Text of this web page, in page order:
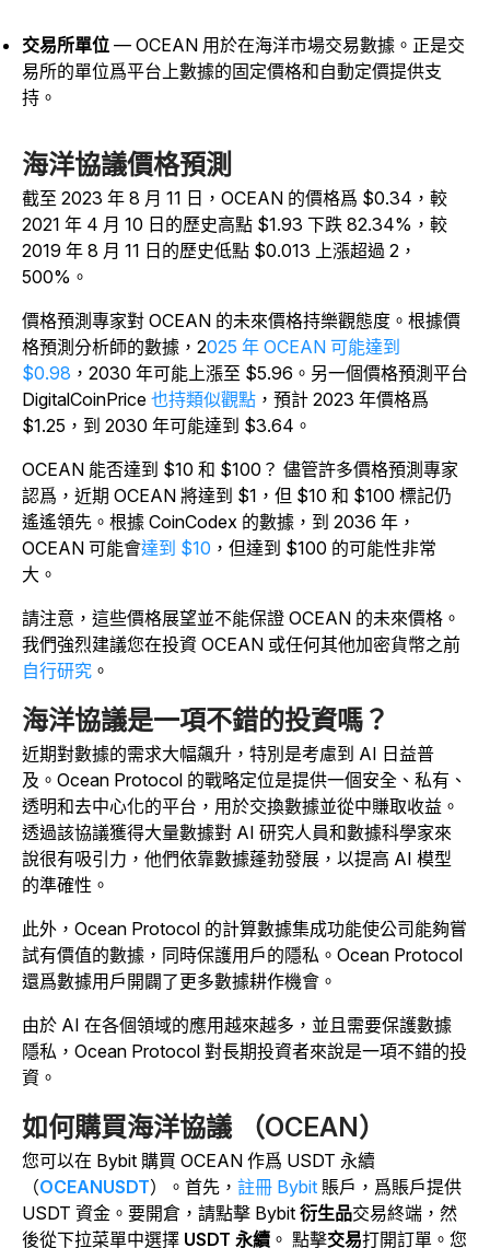
交易所單位 — OCEAN 用於在海洋市場交易數據。正是交
易所的單位爲平台上數據的固定價格和自動定價提供支
持。
海洋協議價格預測
截至 2023 年 8 月 11 日，OCEAN 的價格爲 $0.34，較
2021 年 4 月 10 日的歷史高點 $1.93 下跌 82.34%，較
2019 年 8 月 11 日的歷史低點 $0.013 上漲超過 2，
500%。
價格預測專家對 OCEAN 的未來價格持樂觀態度。根據價
格預測分析師的數據， 2025 年 OCEAN 可能達到
$0.98 ，2030 年可能上漲至 $5.96。另一個價格預測平台
DigitalCoinPrice 也持類似觀點 ，預計 2023 年價格爲
$1.25，到 2030 年可能達到 $3.64。
OCEAN 能否達到 $10 和 $100？ 儘管許多價格預測專家
認爲，近期 OCEAN 將達到 $1，但 $10 和 $100 標記仍
遙遙領先。根據 CoinCodex 的數據，到 2036 年，
OCEAN 可能會達到 $10 ，但達到 $100 的可能性非常
大。
請注意，這些價格展望並不能保證 OCEAN 的未來價格。
我們強烈建議您在投資 OCEAN 或任何其他加密貨幣之前
自行研究 。
海洋協議是一項不錯的投資嗎？
近期對數據的需求大幅飆升，特別是考慮到 AI 日益普
及。Ocean Protocol 的戰略定位是提供一個安全、私有、
透明和去中心化的平台，用於交換數據並從中賺取收益。
透過該協議獲得大量數據對 AI 研究人員和數據科學家來
說很有吸引力，他們依靠數據蓬勃發展，以提高 AI 模型
的準確性。
此外，Ocean Protocol 的計算數據集成功能使公司能夠嘗
試有價值的數據，同時保護用戶的隱私。Ocean Protocol
還爲數據用戶開闢了更多數據耕作機會。
由於 AI 在各個領域的應用越來越多，並且需要保護數據
隱私，Ocean Protocol 對長期投資者來說是一項不錯的投
資。
如何購買海洋協議 （OCEAN）
您可以在 Bybit 購買 OCEAN 作爲 USDT 永續
（OCEANUSDT）。首先， 註冊 Bybit 賬戶，爲賬戶提供
USDT 資金。要開倉，請點擊 Bybit 衍生品交易終端，然
後從下拉菜單中選擇 USDT 永續 。 點擊交易打開訂單。您